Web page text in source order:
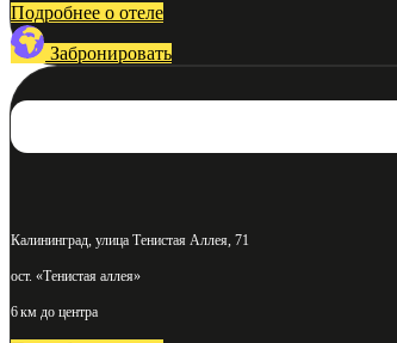
Подробнее о отеле
Забронировать
Калининград, улица Тенистая Аллея, 71
ост. «Тенистая аллея»
6 км до центра